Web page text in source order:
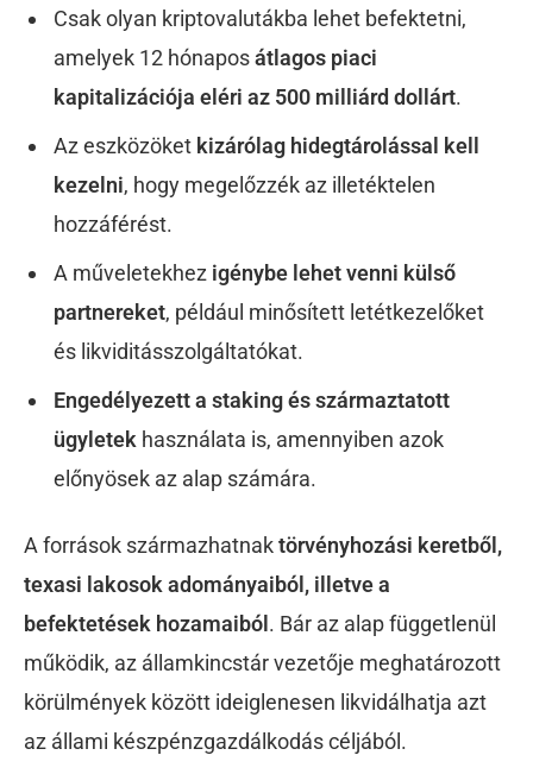
Csak olyan kriptovalutákba lehet befektetni,
amelyek 12 hónaposátlagos piaci
kapitalizációja eléri az 500 milliárd dollárt.
Az eszközöket kizárólag hidegtárolással kell
kezelni, hogy megelőzzék az illetéktelen
hozzáférést.
A műveletekhez igénybe lehet venni külső
partnereket, például minősített letétkezelőket
és likviditásszolgáltatókat.
Engedélyezett a staking és származtatott
ügyletek használata is, amennyiben azok
előnyösek az alap számára.
A források származhatnaktörvényhozási keretből,
texasi lakosok adományaiból, illetve a
befektetések hozamaiból. Bár az alap függetlenül
működik, az államkincstár vezetője meghatározott
körülmények között ideiglenesen likvidálhatja azt
az állami készpénzgazdálkodás céljából.